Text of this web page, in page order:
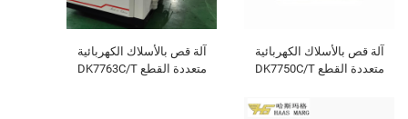
آلة قص بالأسلاك الكهربائية
متعددة القطع DK7750C/T
آلة قص بالأسلاك الكهربائية
متعددة القطع DK7763C/T